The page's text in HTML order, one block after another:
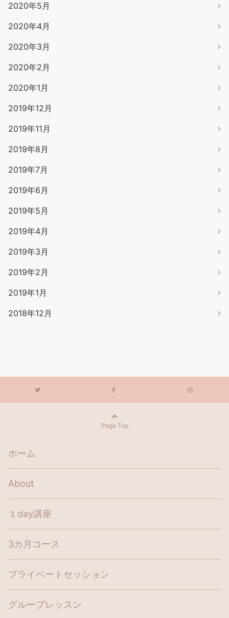
2020年5月
2020年4月
2020年3月
2020年2月
2020年1月
2019年12月
2019年11月
2019年8月
2019年7月
2019年6月
2019年5月
2019年4月
2019年3月
2019年2月
2019年1月
2018年12月
Page Top
ホーム
About
１day講座
3カ月コース
プライベートセッション
グループレッスン